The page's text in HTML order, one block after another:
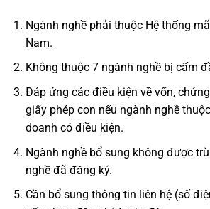
Ngành nghề phải thuộc Hệ thống
Nam.
Không thuộc 7 ngành nghề bị cấm
Đáp ứng các điều kiện về vốn,
giấy phép con nếu ngành nghề
doanh có điều kiện.
Ngành nghề bổ sung không được
nghề đã đăng ký.
Cần bổ sung thông tin liên hệ (số